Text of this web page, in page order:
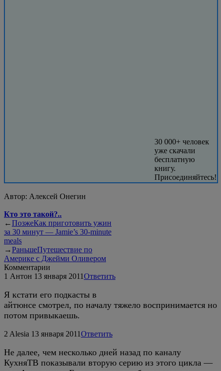
30 000+ человек
уже скачали
бесплатную
книгу.
Присоединяйтесь!
Автор: Алексей Онегин
Кто это такой?..
←ПозжеКак приготовить ужин
за 30 минут — Jamie’s 30-minute
meals
→РаньшеПутешествие по
Америке с Джейми Оливером
Комментарии
1 Антон 13 января 2011Ответить
Я кстати его подкасты в
айтюнсе смотрел, по началу тяжело воспринимается но
потом привыкаешь.
2 Alesia 13 января 2011Ответить
Не далее, чем несколько дней назад по каналу
КухняТВ показывали вторую серию из этого цикла —